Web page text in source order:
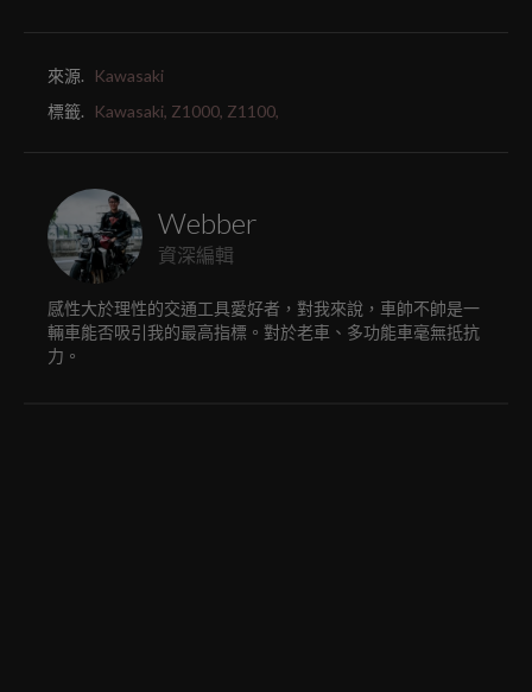
來源.
Kawasaki
標籤.
Kawasaki, Z1000, Z1100,
Webber
資深編輯
感性大於理性的交通工具愛好者，對我來說，車帥不帥是一
輛車能否吸引我的最高指標。對於老車、多功能車毫無抵抗
力。